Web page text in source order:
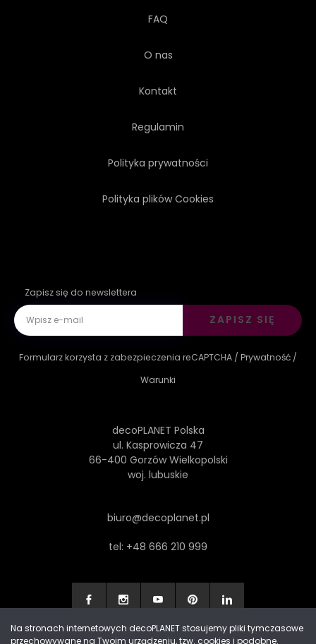
FAQ
O nas
Kontakt
Regulamin
Polityka prywatności
Polityka plików Cookies
Zapisz się do newslettera
ZAPISZ SIĘ
Formularz korzysta z zabezpieczenia reCAPTCHA / Prywatność /
Warunki
decoPLANET Polska
ul. Kasprowicza 47
66-400 Gorzów Wielkopolski
woj. lubuskie
biuro@decoplanet.pl
tel: +48 666 210 999
Na stronach internetowych decoPLANET stosujemy pliki tymczasowe
przechowywane na Twoim urządzeniu, tzw. cookies i podobne.